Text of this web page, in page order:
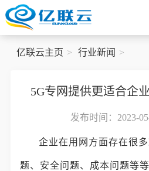
亿联云主页 行业新闻
5G专网提供更适合企
发布时间：2023-
企业在用网方面存在很
题、安全问题、成本问题等